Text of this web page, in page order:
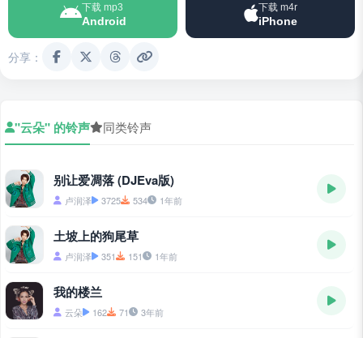
下载 mp3
Android
下载 m4r
iPhone
分享：
"云朵" 的铃声 同类铃声
别让爱凋落 (DJEva版)
卢润泽 3725 534 1年前
土坡上的狗尾草
卢润泽 351 151 1年前
我的楼兰
云朵 162 71 3年前